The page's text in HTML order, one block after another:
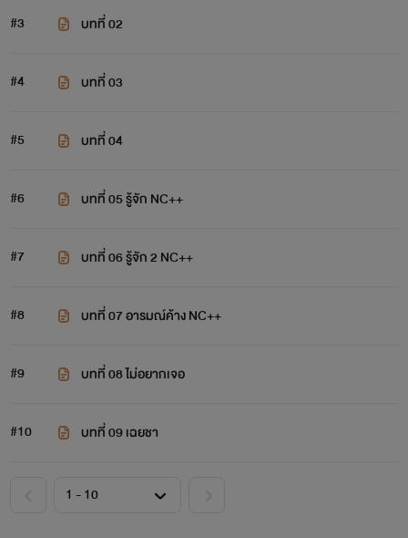
#3 บทที่ 02
#4 บทที่ 03
#5 บทที่ 04
#6 บทที่ 05 รู้จัก NC++
#7 บทที่ 06 รู้จัก 2 NC++
#8 บทที่ 07 อารมณ์ค้าง NC++
#9 บทที่ 08 ไม่อยากเจอ
#10 บทที่ 09 เฉยชา